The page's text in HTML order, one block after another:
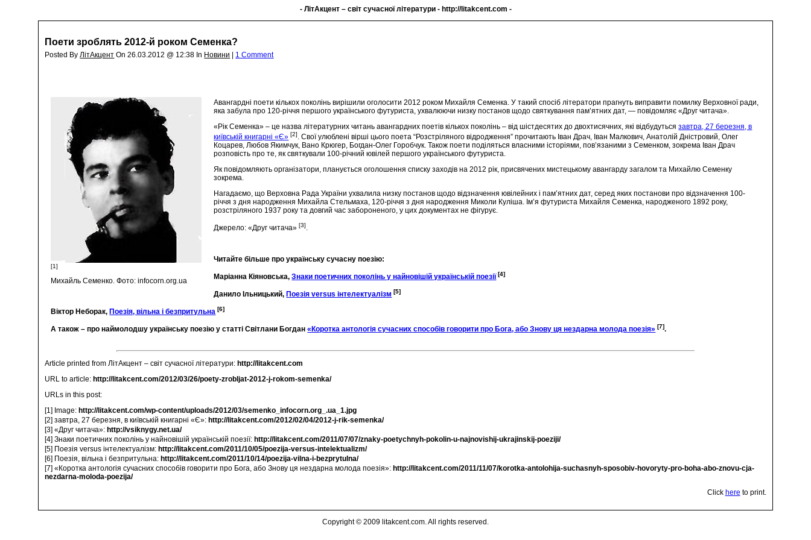
- ЛітАкцент – світ сучасної літератури - http://litakcent.com -
Поети зроблять 2012-й роком Семенка?
Posted ByЛітАкцент On 26.03.2012 @ 12:38 In Новини 1 Comment
[1]
Михайль Семенко. Фото: infocorn.org.ua
Авангардні поети кількох поколінь вирішили оголосити 2012 роком Михайля Семенка. У такий спосіб літератори прагнуть виправити помилку Верховної ради,
яка забула про 120-річчя першого українського футуриста, ухвалюючи низку постанов щодо святкування пам’ятних дат, — повідомляє «Друг читача».
«Рік Семенка» – це назва літературних читань авангардних поетів кількох поколінь – від шістдесятих до двохтисячних, які відбудутьсязавтра, 27 березня, в
київській книгарні «Є» [2]. Свої улюблені вірші цього поета “Розстріляного відродження” прочитають Іван Драч, Іван Малкович, Анатолій Дністровий, Олег
Коцарев, Любов Якимчук, Вано Крюгер, Богдан-Олег Горобчук. Також поети поділяться власними історіями, пов’язаними з Семенком, зокрема Іван Драч
розповість про те, як святкували 100-річний ювілей першого українського футуриста.
Як повідомляють організатори, планується оголошення списку заходів на 2012 рік, присвячених мистецькому авангарду загалом та Михайлю Семенку
зокрема.
Нагадаємо, що Верховна Рада України ухвалила низку постанов щодо відзначення ювілейних і пам’ятних дат, серед яких постанови про відзначення 100-
річчя з дня народження Михайла Стельмаха, 120-річчя з дня народження Миколи Куліша. Ім’я футуриста Михайля Семенка, народженого 1892 року,
розстріляного 1937 року та довгий час забороненого, у цих документах не фігурує.
Джерело: «Друг читача»[3].
Читайте більше про українську сучасну поезію:
Маріанна Кіяновська,Знаки поетичних поколінь у найновішій українській поезії [4]
Данило Ільницький, Поезія versus інтелектуалізм [5]
Віктор Неборак, Поезія, вільна і безпритульна [6]
А також – про наймолодшу українську поезію у статті Світлани Богдан«Коротка антологія сучасних способів говорити про Бога, або Знову ця нездарна молода поезія» [7].
Article printed from ЛітАкцент – світ сучасної літератури: http://litakcent.com
URL to article: http://litakcent.com/2012/03/26/poety-zrobljat-2012-j-rokom-semenka/
URLs in this post:
[1] Image: http://litakcent.com/wp-content/uploads/2012/03/semenko_infocorn.org_.ua_1.jpg
[2] завтра, 27 березня, в київській книгарні «Є»: http://litakcent.com/2012/02/04/2012-j-rik-semenka/
[3] «Друг читача»: http://vsiknygy.net.ua/
[4] Знаки поетичних поколінь у найновішій українській поезії: http://litakcent.com/2011/07/07/znaky-poetychnyh-pokolin-u-najnovishij-ukrajinskij-poeziji/
[5] Поезія versus інтелектуалізм: http://litakcent.com/2011/10/05/poezija-versus-intelektualizm/
[6] Поезія, вільна і безпритульна: http://litakcent.com/2011/10/14/poezija-vilna-i-bezprytulna/
[7] «Коротка антологія сучасних способів говорити про Бога, або Знову ця нездарна молода поезія»: http://litakcent.com/2011/11/07/korotka-antolohija-suchasnyh-sposobiv-hovoryty-pro-boha-abo-znovu-cja-
nezdarna-moloda-poezija/
Click here to print.
Copyright © 2009 litakcent.com. All rights reserved.